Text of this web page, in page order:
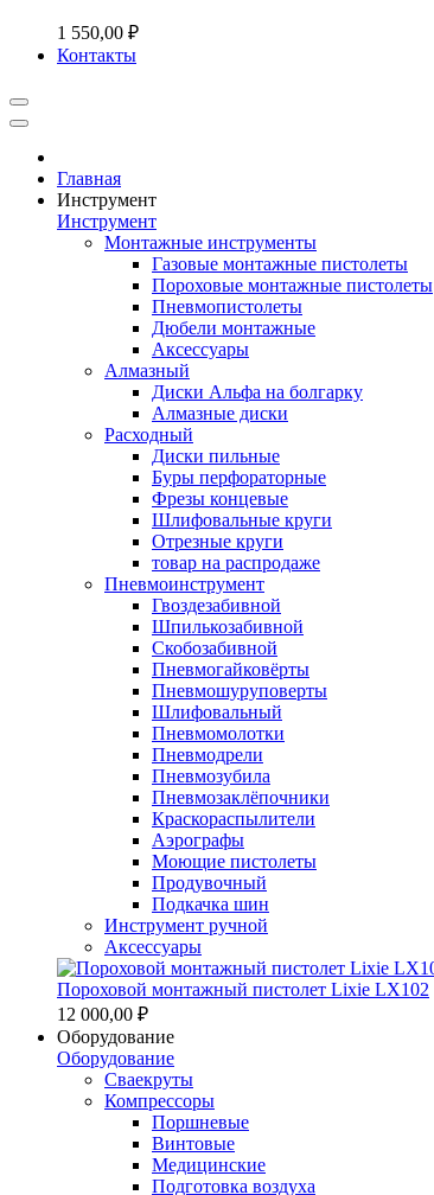
1 550,00 ₽
Контакты
Главная
Инструмент
Инструмент
Монтажные инструменты
Газовые монтажные пистолеты
Пороховые монтажные пистолеты
Пневмопистолеты
Дюбели монтажные
Аксессуары
Алмазный
Диски Альфа на болгарку
Алмазные диски
Расходный
Диски пильные
Буры перфораторные
Фрезы концевые
Шлифовальные круги
Отрезные круги
товар на распродаже
Пневмоинструмент
Гвоздезабивной
Шпилькозабивной
Скобозабивной
Пневмогайковёрты
Пневмошуруповерты
Шлифовальный
Пневмомолотки
Пневмодрели
Пневмозубила
Пневмозаклёпочники
Краскораспылители
Аэрографы
Моющие пистолеты
Продувочный
Подкачка шин
Инструмент ручной
Аксессуары
Пороховой монтажный пистолет Lixie LX102
12 000,00 ₽
Оборудование
Оборудование
Сваекруты
Компрессоры
Поршневые
Винтовые
Медицинские
Подготовка воздуха